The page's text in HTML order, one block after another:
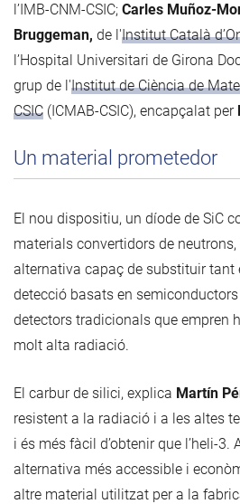
l’IMB-CNM-CSIC; Carles Muñoz-
Bruggeman, de l'Institut Català
l’Hospital Universitari de Girona
grup de l'Institut de Ciència de
CSIC (ICMAB-CSIC), encapçalat per
Un material prometedor
El nou dispositiu, un díode de SiC
materials convertidors de
alternativa capaç de substituir tant
detecció basats en
detectors tradicionals que empren
molt alta radiació.
El carbur de silici, explica Martín
resistent a la radiació i a les altes
i és més fàcil d’obtenir que l’heli-3.
alternativa més accessible i
altre material utilitzat per a la